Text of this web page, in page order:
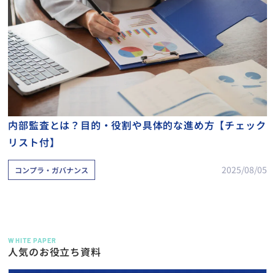
内部監査とは？目的・役割や具体的な進め方【チェック
リスト付】
コンプラ・ガバナンス 2025/08/05
WHITE PAPER
人気のお役立ち資料